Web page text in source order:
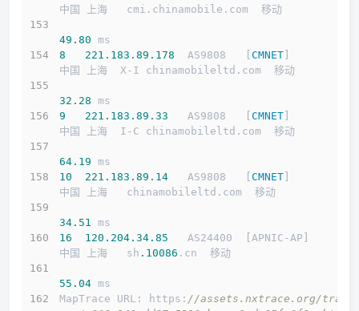
中国 上海   cmi.chinamobile.com  移动
49.80 ms
8
221.183 .89 .178
  AS9808   [
CMNET
中国 上海  X-I chinamobileltd.com  移动
32.28 ms
9
221.183 .89 .33
   AS9808   [
CMNET
中国 上海  I-C chinamobileltd.com  移动
64.19 ms
10
221.183 .89 .14
   AS9808   [
CMNET
中国 上海   chinamobileltd.com  移动
34.51 ms
16
120.204 .34 .85
   AS24400  [APNIC-AP]
中国 上海   sh .10086 .cn  移动
55.04 ms
MapTrace URL: https: //assets.nxtrace.org/trace